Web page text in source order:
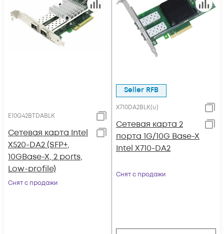
E10G42BTDABLK
Сетевая карта Intel
X520-DA2 (SFP+,
10GBase-X, 2 ports,
Low-profile)
Снят с продажи
Seller RFB
X710DA2BLK(u)
Сетевая карта 2
порта 1G/10G Base-X
Intel X710-DA2
Снят с продажи